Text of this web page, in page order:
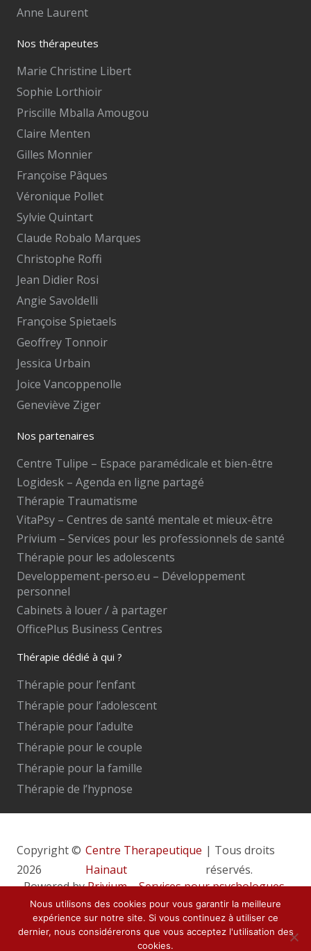
Anne Laurent
Nos thérapeutes
Marie Christine Libert
Sophie Lorthioir
Priscille Mballa Amougou
Claire Menten
Gilles Monnier
Françoise Pâques
Véronique Pollet
Sylvie Quintart
Claude Robalo Marques
Christophe Roffi
Jean Didier Rosi
Angie Savoldelli
Françoise Spietaels
Geoffrey Tonnoir
Jessica Urbain
Joice Vancoppenolle
Geneviève Ziger
Nos partenaires
Centre Tulipe – Espace paramédicale et bien-être
Logidesk – Agenda en ligne partagé
Thérapie Traumatisme
VitaPsy – Centres de santé mentale et mieux-être
Privium – Services pour les professionnels de santé
Thérapie pour les adolescents
Developpement-perso.eu – Développement
personnel
Cabinets à louer / à partager
OfficePlus Business Centres
Thérapie dédié à qui ?
Thérapie pour l’enfant
Thérapie pour l’adolescent
Thérapie pour l’adulte
Thérapie pour le couple
Thérapie pour la famille
Thérapie de l’hypnose
Copyright ©
2026
Centre Therapeutique
Hainaut
| Tous droits
réservés.
Powered byPrivium – Services pour psychologues,
psychothérapeutes et hypnothérapeutes.
RGPD – Politique de Protection de la Vie Privée
Nous utilisons des cookies pour vous garantir la meilleure
expérience sur notre site. Si vous continuez à utiliser ce
dernier, nous considérerons que vous acceptez l'utilisation des
cookies.